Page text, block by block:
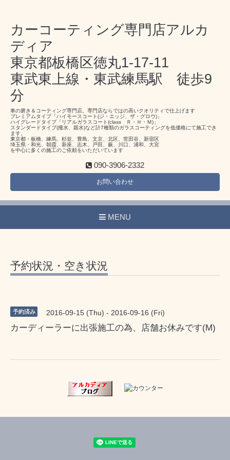
カーコーティング専門店アルカ
ディア
東京都板橋区徳丸1-17-11
東武東上線・東武練馬駅 徒歩9
分
車の磨き＆コーティング専門店。専門店ならではの高いクオリティで仕上げます
プレミアムタイプ「ハイモースコート(ジ・エッジ、ザ・グロウ)」
ハイグレードタイプ「リアルガラスコート(class Ｒ・Ｈ・Ｍ)」
スタンダードタイプ(撥水、親水)など計7種類のガラスコーティングを低価格にて施工でき
ます。
東京都・板橋、練馬、杉並、豊島、文京、北区、世田谷、新宿区
埼玉県・和光、朝霞、新座、志木、戸田、蕨、川口、浦和、大宮
を中心に多くの施工のご依頼をいただいています
090-3906-2332
お問い合わせ
MENU
予約状況・空き状況
予約済み 2016-09-15 (Thu) - 2016-09-16 (Fri)
カーディーラーに出張施工の為、店舗お休みです(M)